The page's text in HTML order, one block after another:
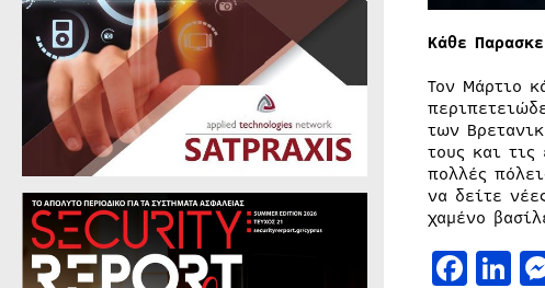
Κάθε
Τον Μάρτιο
των
τους και τις
πολλές
να δείτε
χαμένο